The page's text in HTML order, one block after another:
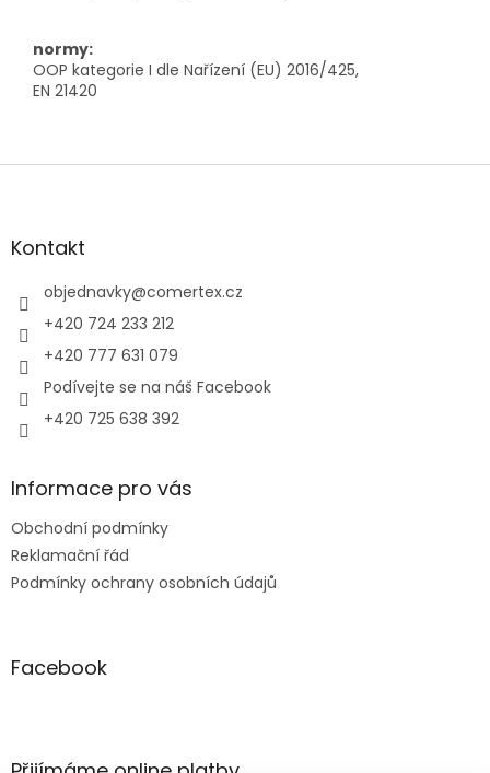
normy:
OOP kategorie I dle Nařízení (EU) 2016/425,
EN 21420
Z
aKontakt
objednavky@comertex.cz
+420 724 233 212
+420 777 631 079
Podívejte se na náš Facebook
+420 725 638 392
Informace pro vás
Obchodní podmínky
Reklamační řád
Podmínky ochrany osobních údajů
Facebook